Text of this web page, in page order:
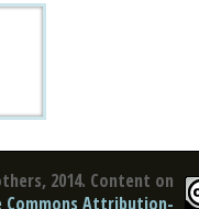
2014. Content on
Commons Attribution-